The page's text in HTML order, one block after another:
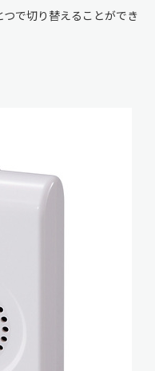
で切り替えることができ